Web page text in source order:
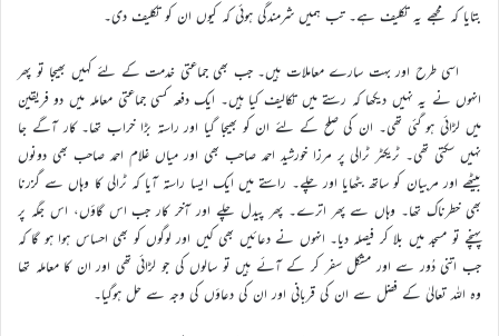
بتایا کہ مجھے یہ تکلیف ہے۔ تب ہمیں شرمندگی ہوئی کہ کیوں ان کو تکلیف دی۔
اسی طرح اور بہت سارے معاملات ہیں۔ جب بھی جماعتی خدمت کے لئے کہیں بھیجا تو پھر
انہوں نے یہ نہیں دیکھا کہ رستے میں تکالیف کیا ہیں۔ ایک دفعہ کسی جماعتی معاملہ میں دو فریقین
میں لڑائی ہو گئی تھی۔ ان کی صلح کے لئے ان کو بھیجا گیا اور راستہ بڑا خراب تھا۔ کار آگے جا
نہیں سکتی تھی۔ ٹریکٹر ٹرالی پر مرزا خورشید احمد صاحب بھی اور میاں غلام احمد صاحب بھی دونوں
بیٹھے اور مربیان کو ساتھ بٹھایا اور چلے۔ راستے میں ایک ایسا راستہ آیا کہ ٹرالی کا وہاں سے گزرنا
بھی خطرناک تھا۔ وہاں سے پھر اترے۔ پھر پیدل چلے اور آخر کار جب اس گاؤں، اس جگہ پر
پہنچے تو مسجد میں بلا کر فیصلہ دیا۔ انہوں نے دعائیں بھی کیں اور لوگوں کو بھی احساس ہوا ہو گا کہ
جب اتنی دُور سے اور مشکل سفر کر کے آئے ہیں تو سالوں کی جو لڑائی تھی اور ان کا معاملہ تھا
وہ اللہ تعالیٰ کے فضل سے ان کی قربانی اور ان کی دعاؤں کی وجہ سے حل ہوگیا۔